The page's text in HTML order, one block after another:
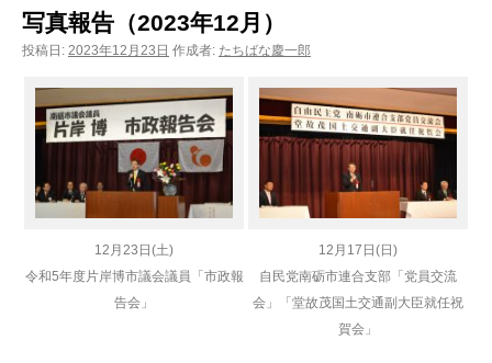
へ
ス
キ
写真報告（2023年12月）
投稿日: 2023年12月23日 作成者: たちばな慶一郎
12月23日(土)
令和5年度片岸博市議会議員「市政報
告会」
12月17日(日)
自民党南砺市連合支部「党員交流
会」「堂故茂国土交通副大臣就任祝
賀会」